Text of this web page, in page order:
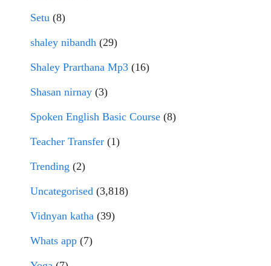
Setu (8)
shaley nibandh (29)
Shaley Prarthana Mp3 (16)
Shasan nirnay (3)
Spoken English Basic Course (8)
Teacher Transfer (1)
Trending (2)
Uncategorised (3,818)
Vidnyan katha (39)
Whats app (7)